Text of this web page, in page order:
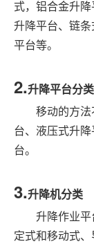
式，铝合金升
升降平台、链
平台等。
2.升降平台分类
移动的方
台、液压式升
台。
3.升降机分类
升降作业
定式和移动式